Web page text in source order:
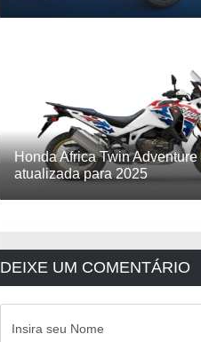
Honda Africa Twin Adventure
atualizada para 2025
DEIXE UM COMENTÁRIO
Insira seu Nome